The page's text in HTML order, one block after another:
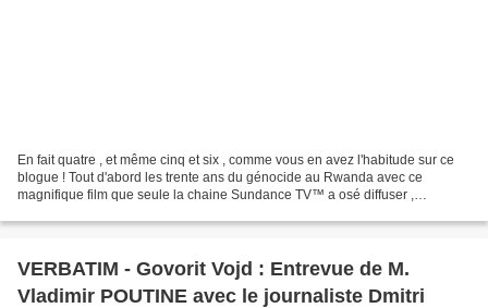
En fait quatre , et même cinq et six , comme vous en avez l'habitude sur ce
blogue ! Tout d'abord les trente ans du génocide au Rwanda avec ce
magnifique film que seule la chaine Sundance TV™ a osé diffuser ,
VERBATIM - Govorit Vojd : Entrevue de M.
Vladimir POUTINE avec le journaliste Dmitri